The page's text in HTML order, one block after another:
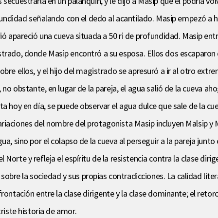
señalando con el dedo al acantilado. Masip empezó a
apareció una cueva situada a 50 ri de profundidad. Masip
donde Masip encontró a su esposa. Ellos dos
ellos, y el hijo del magistrado se apresuró a ir al otro
obstante, en lugar de la pareja, el agua salió de la cueva
hoy en día, se puede observar el agua dulce que sale de la
del nombre del protagonista Masip incluyen Malsip
sino por el colapso de la cueva al perseguir a la pareja
Norte y refleja el espíritu de la resistencia contra la clase
la sociedad y sus propias contradicciones. La calidad
entre la clase dirigente y la clase dominante; el
historia de amor.